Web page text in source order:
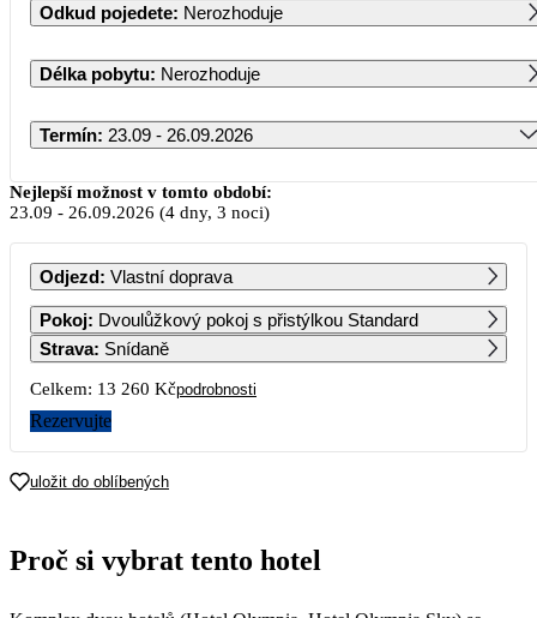
Odkud pojedete: Nerozhoduje
Délka pobytu: Nerozhoduje
Termín: 23.09 - 26.09.2026
Září 2026
PO ÚT ST ČT PÁ SO NE
1 2 3 4
25 030
5
9 510
6
7
9 510
8
9 510
9
9 510
10 11 12 13
14
9 510 13 289 8 100
21 22
28
6 630
29 30
Nejlepší možnost v tomto období:
23.09 - 26.09.2026 (4 dny, 3 noci)
Odjezd: Vlastní doprava
Pokoj: Dvoulůžkový pokoj s přistýlkou Standard
Strava: Snídaně
Celkem: 13 260 Kčpodrobnosti
Rezervujte
uložit do oblíbených
Proč si vybrat tento hotel